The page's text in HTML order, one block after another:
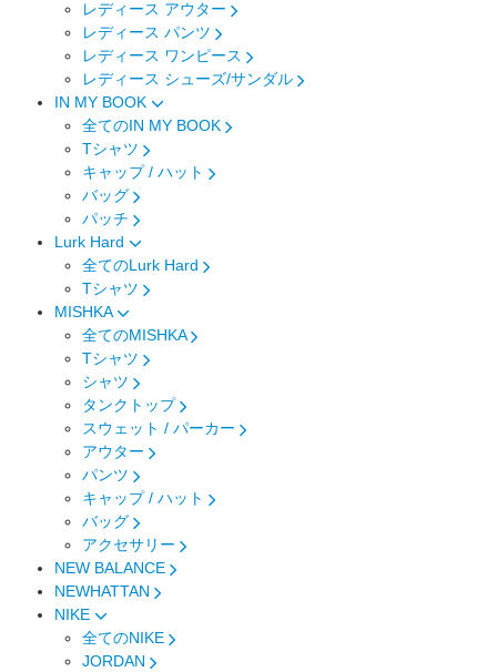
レディース アウター
レディース パンツ
レディース ワンピース
レディース シューズ/サンダル
IN MY BOOK
全てのIN MY BOOK
Tシャツ
キャップ / ハット
バッグ
パッチ
Lurk Hard
全てのLurk Hard
Tシャツ
MISHKA
全てのMISHKA
Tシャツ
シャツ
タンクトップ
スウェット / パーカー
アウター
パンツ
キャップ / ハット
バッグ
アクセサリー
NEW BALANCE
NEWHATTAN
NIKE
全てのNIKE
JORDAN